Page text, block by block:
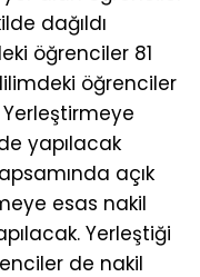
dağıldı
öğrenciler 81
öğrenciler
Yerleştirmeye
yapılacak
açık
esas nakil
Yerleştiği
de nakil